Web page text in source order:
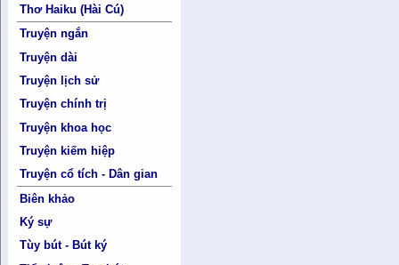
Thơ Haiku (Hài Cú)
Truyện ngắn
Truyện dài
Truyện lịch sử
Truyện chính trị
Truyện khoa học
Truyện kiếm hiệp
Truyện cổ tích - Dân gian
Biên khảo
Ký sự
Tùy bút - Bút ký